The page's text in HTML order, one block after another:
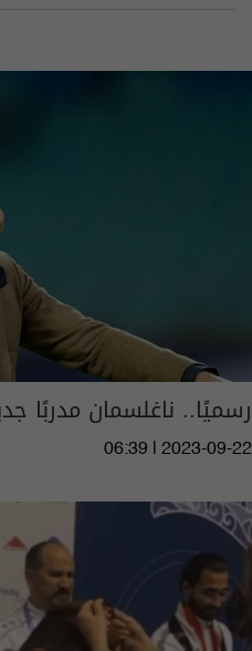
رسميًا.. ناغلسمان مدربًا
06:39 | 2023-09-22